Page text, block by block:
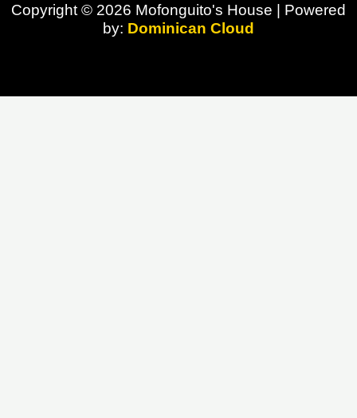
Copyright © 2026 Mofonguito's House | Powered
by: Dominican Cloud